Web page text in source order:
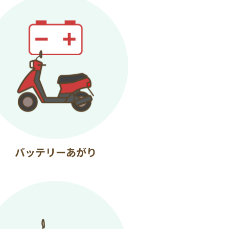
バッテリーあがり